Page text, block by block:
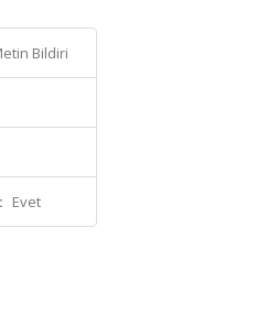
Bildiri
Evet